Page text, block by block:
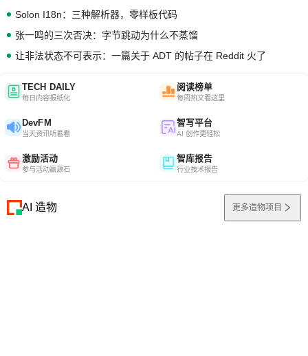
Solon I18n：三种解析器，零样板代码
张一鸣的三次否决：字节跳动为什么不蒸馏
让非法状态不可表示：一篇关于 ADT 的帖子在 Reddit 火了
TECH DAILY
每日内容报纸化
阅读榜单
每周热文看这里
DevFM
当天资讯听着看
智写平台
AI 创作更轻松
激励活动
参与活动赢源石
智库报告
行业技术报告
AI 造物 更多造物项目